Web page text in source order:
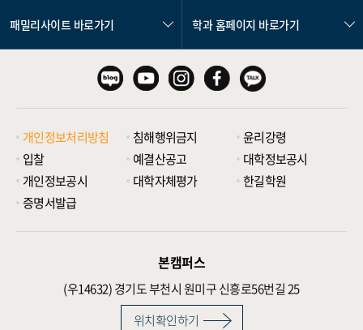
패밀리사이트 바로가기 학과 홈페이지 바로가기
개인정보처리방침 침해행위금지
윤리강령
입찰
예결산공고
대학정보공시
개인정보공시
대학자체평가
한길학원
증명서발급
본캠퍼스
(우14632)경기도 부천시 원미구 신흥로56번길 25
위치확인하기